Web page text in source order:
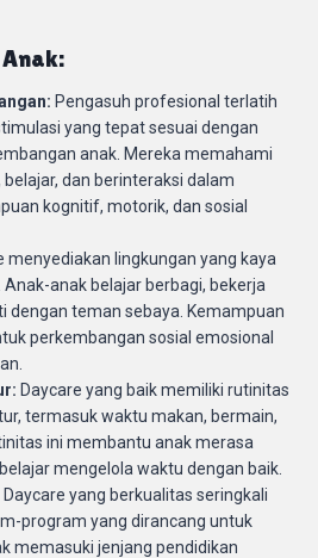
Pengasuh profesional terlatih
yang tepat sesuai dengan
anak. Mereka memahami
dan berinteraksi dalam
kognitif, motorik, dan sosial
menyediakan lingkungan yang kaya
anak belajar berbagi, bekerja
dengan teman sebaya. Kemampuan
perkembangan sosial emosional
Daycare yang baik memiliki rutinitas
termasuk waktu makan, bermain,
ini membantu anak merasa
mengelola waktu dengan baik.
Daycare yang berkualitas seringkali
program yang dirancang untuk
memasuki jenjang pendidikan